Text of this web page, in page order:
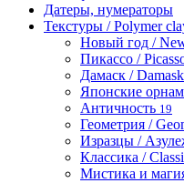
Датеры, нумераторы
Текстуры / Polymer
Новый год /
Пикассо /
Дамаск / Damask
Японские
Античность 19
Геометрия /
Изразцы /
Классика /
Мистика и